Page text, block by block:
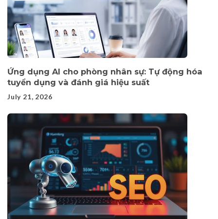
Ứng dụng AI cho phòng nhân sự: Tự động hóa
tuyển dụng và đánh giá hiệu suất
July 21, 2026